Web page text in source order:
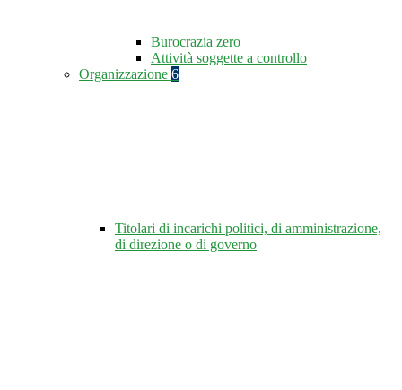
Burocrazia zero
Attività soggette a controllo
Organizzazione 6
Titolari di incarichi politici, di amministrazione,
di direzione o di governo